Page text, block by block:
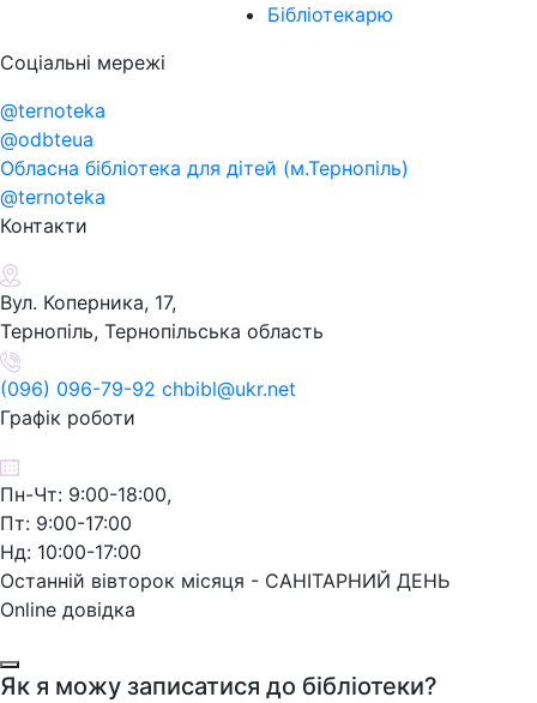
Бібліотекарю
Соціальні мережі
@ternoteka
@odbteua
Обласна бібліотека для дітей (м.Тернопіль)
@ternoteka
Контакти
Вул. Коперника, 17,
Тернопіль, Тернопільська область
(096) 096-79-92 chbibl@ukr.net
Графік роботи
Пн-Чт: 9:00-18:00,
Пт: 9:00-17:00
Нд: 10:00-17:00
Останній вівторок місяця - САНІТАРНИЙ ДЕНЬ
Online довідка
Як я можу записатися до бібліотеки?